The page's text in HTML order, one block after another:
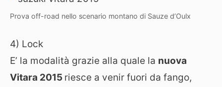
Prova off-road nello scenario montano di Sauze d’Oulx
4) Lock
E’ la modalità grazie alla quale la nuova
Vitara 2015 riesce a venir fuori da fango,